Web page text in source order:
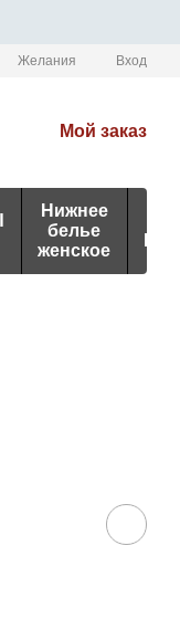
Желания Вход
Мой заказ
Нижнее
белье
женское